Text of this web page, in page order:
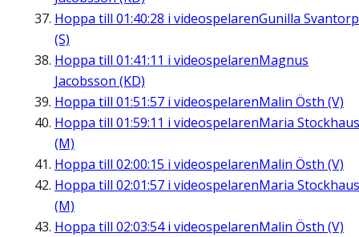
Hoppa till 01:40:28 i videospelarenGunilla Svantorp
(S)
Hoppa till 01:41:11 i videospelarenMagnus
Jacobsson (KD)
Hoppa till 01:51:57 i videospelarenMalin Östh (V)
Hoppa till 01:59:11 i videospelarenMaria Stockhaus
(M)
Hoppa till 02:00:15 i videospelarenMalin Östh (V)
Hoppa till 02:01:57 i videospelarenMaria Stockhaus
(M)
Hoppa till 02:03:54i videospelarenMalin Östh (V)